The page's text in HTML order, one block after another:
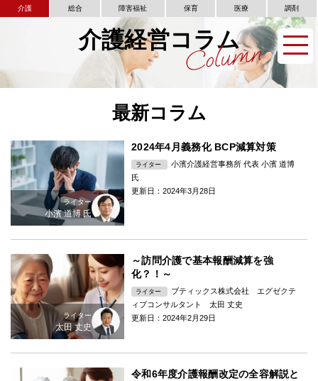
介護 総合 障害福祉 保育 医療 調剤
介護経営コラム
最新コラム
ライター
小濱 道博 氏
2024年4月義務化 BCP減算対策
ライター
小濱介護経営事務所 代表 小濱 道博
氏
更新日：2024年3月28日
ライター
太田 丈史
～訪問介護で基本報酬減算を強
化？！～
ライター
ブティックス株式会社 エグゼクテ
ィブコンサルタント 太田 丈史
更新日：2024年2月29日
令和6年度介護報酬改定の全容解説と